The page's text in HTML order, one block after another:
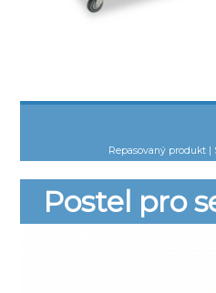
Repasovaný produkt
Postel pro